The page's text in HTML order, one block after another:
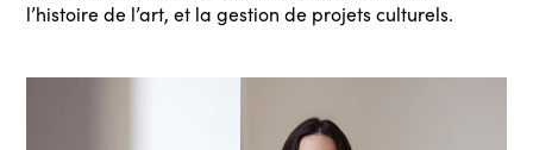
l’histoire de l’art, et la gestion de projets culturels.